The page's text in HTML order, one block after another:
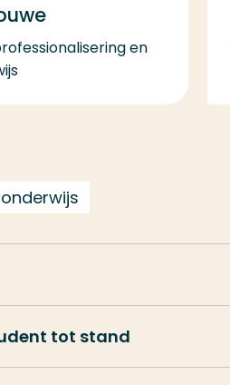
en
tot stand